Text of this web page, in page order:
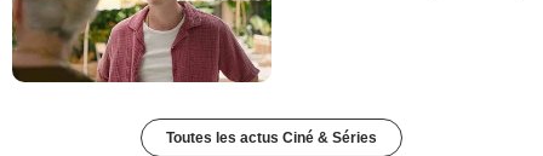
Toutes les actus Ciné & Séries